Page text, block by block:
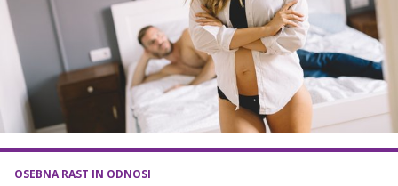
OSEBNA RAST IN ODNOSI